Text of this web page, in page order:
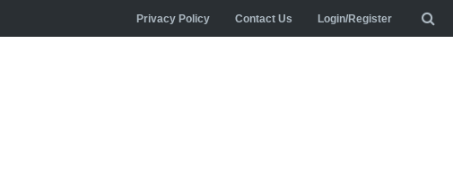
Privacy Policy Contact Us Login/Register